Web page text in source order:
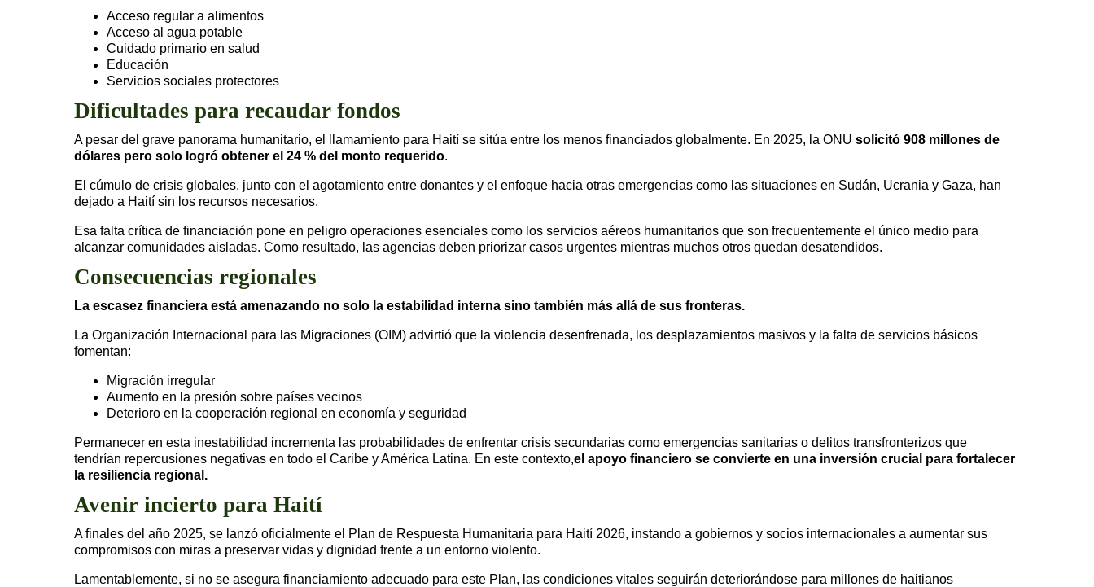
Acceso regular a alimentos
Acceso al agua potable
Cuidado primario en salud
Educación
Servicios sociales protectores
Dificultades para recaudar fondos
A pesar del grave panorama humanitario, el llamamiento para Haití se sitúa entre los menos financiados globalmente. En 2025, la ONU solicitó 908 millones de
dólares pero solo logró obtener el 24 % del monto requerido.
El cúmulo de crisis globales, junto con el agotamiento entre donantes y el enfoque hacia otras emergencias como las situaciones en Sudán, Ucrania y Gaza, han
dejado a Haití sin los recursos necesarios.
Esa falta crítica de financiación pone en peligro operaciones esenciales como los servicios aéreos humanitarios que son frecuentemente el único medio para
alcanzar comunidades aisladas. Como resultado, las agencias deben priorizar casos urgentes mientras muchos otros quedan desatendidos.
Consecuencias regionales
La escasez financiera está amenazando no solo la estabilidad interna sino también más allá de sus fronteras.
La Organización Internacional para las Migraciones (OIM) advirtió que la violencia desenfrenada, los desplazamientos masivos y la falta de servicios básicos
fomentan:
Migración irregular
Aumento en la presión sobre países vecinos
Deterioro en la cooperación regional en economía y seguridad
Permanecer en esta inestabilidad incrementa las probabilidades de enfrentar crisis secundarias como emergencias sanitarias o delitos transfronterizos que
tendrían repercusiones negativas en todo el Caribe y América Latina. En este contexto,el apoyo financiero se convierte en una inversión crucial para fortalecer
la resiliencia regional.
Avenir incierto para Haití
A finales del año 2025, se lanzó oficialmente el Plan de Respuesta Humanitaria para Haití 2026, instando a gobiernos y socios internacionales a aumentar sus
compromisos con miras a preservar vidas y dignidad frente a un entorno violento.
Lamentablemente, si no se asegura financiamiento adecuado para este Plan, las condiciones vitales seguirán deteriorándose para millones de haitianos